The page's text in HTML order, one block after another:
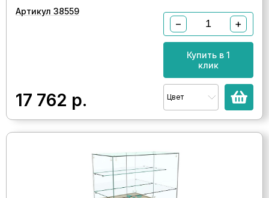
Артикул 38559
17 762 р.
− +
Купить в 1
клик
Цвет